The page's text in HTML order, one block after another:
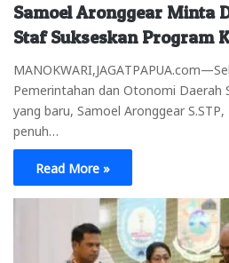
Samoel Aronggear Minta
Staf Sukseskan Program
Pemerintahan dan Otonomi Daerah
yang baru, Samoel Aronggear
penuh…
Read More »